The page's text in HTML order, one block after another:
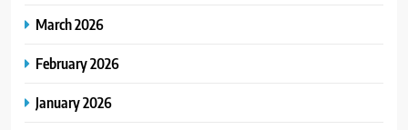
March 2026
February 2026
January 2026